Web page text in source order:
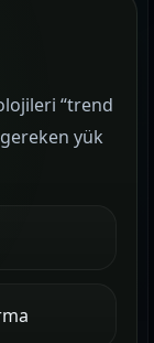
“trend
yük